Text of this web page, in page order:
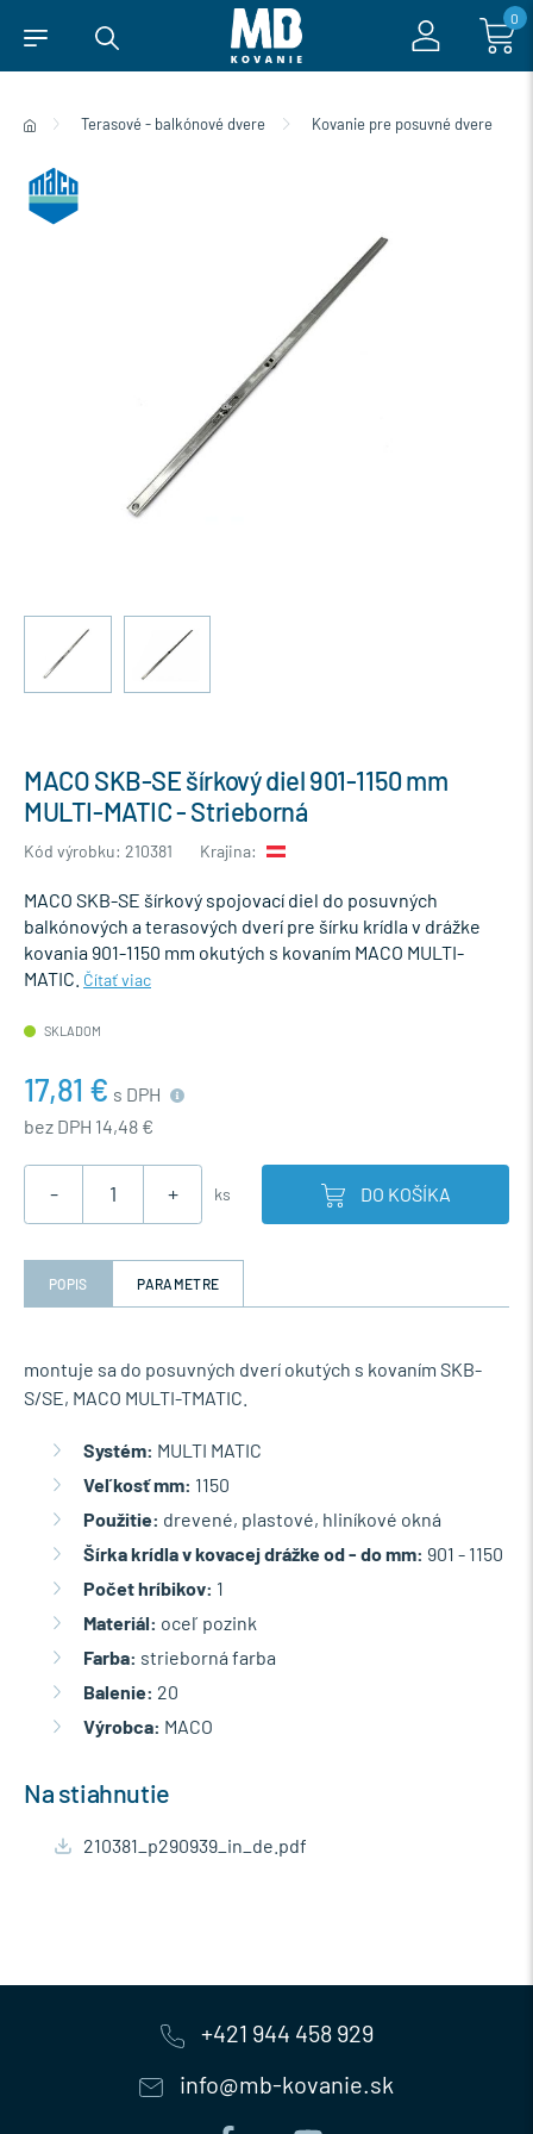
0
Terasové - balkónové dvere Kovanie pre posuvné dvere
MACO SKB-SE šírkový diel 901-1150 mm
MULTI-MATIC - Strieborná
Kód výrobku: 210381 Krajina:
MACO SKB-SE šírkový spojovací diel do posuvných
balkónových a terasových dverí pre šírku krídla v drážke
kovania 901-1150 mm okutých s kovaním MACO MULTI-
MATIC. Čítať viac
SKLADOM
17,81 € s DPH
bez DPH 14,48 €
- + ks DO KOŠÍKA
POPIS PARAMETRE
montuje sa do posuvných dverí okutých s kovaním SKB-
S/SE, MACO MULTI-TMATIC.
Systém: MULTI MATIC
Veľkosť mm: 1150
Použitie: drevené, plastové, hliníkové okná
Šírka krídla v kovacej drážke od - do mm: 901 - 1150
Počet hríbikov: 1
Materiál: oceľ pozink
Farba: strieborná farba
Balenie: 20
Výrobca: MACO
Na stiahnutie
210381_p290939_in_de.pdf
+421 944 458 929
info@mb-kovanie.sk